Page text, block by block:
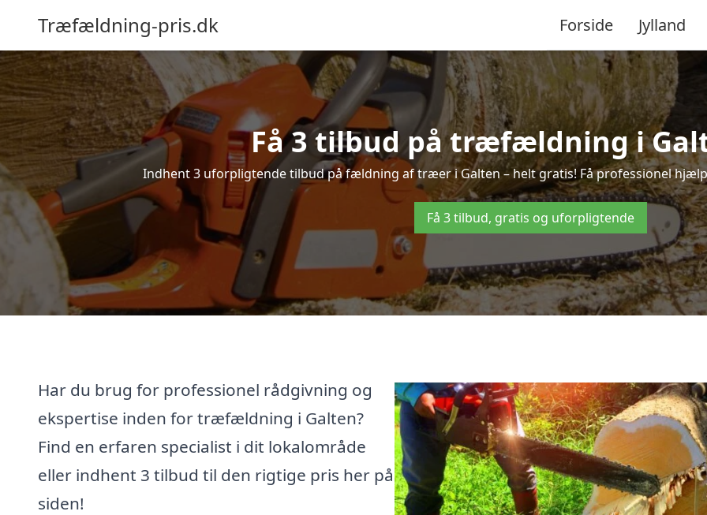
Træfældning-pris.dk Forside Jylland
Få 3 tilbud på træfældning i
Indhent 3 uforpligtende tilbud på fældning af træer i Galten – helt gratis! Få professionel
Få 3 tilbud, gratis og uforpligtende
Har du brug for professionel rådgivning og
ekspertise inden for træfældning i Galten?
Find en erfaren specialist i dit lokalområde
eller indhent 3 tilbud til den rigtige pris her på
siden!